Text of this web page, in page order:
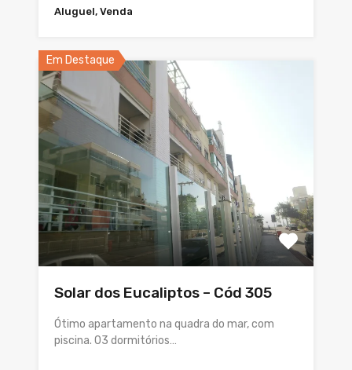
Aluguel, Venda
Em Destaque
Solar dos Eucaliptos – Cód 305
Ótimo apartamento na quadra do mar, com
piscina. 03 dormitórios…